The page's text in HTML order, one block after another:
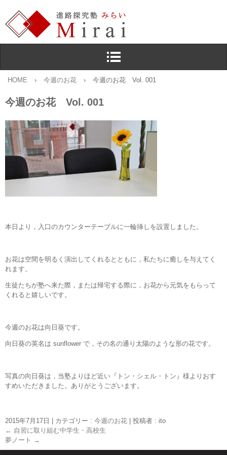
HOME › 今週のお花 › 今週のお花 Vol. 001
今週のお花 Vol. 001
本日より，入口のカウンターテーブルに一輪挿しを設置しました。
お花は空間を明るく演出してくれるとともに，私たちに癒しを与えてく
れます。
生徒たちが塾へ来た際，または帰宅する際に，お花から元気をもらって
くれると嬉しいです。
今週のお花は向日葵です。
向日葵の英名は sunflower で，その名の通り太陽のような形の花です。
写真の向日葵は，当塾よりほど近い『トン・シェル・トン』様よりおす
すめいただきました。ありがとうございます。
2015年7月17日 カテゴリー : 今週のお花
投稿者 : ito
← 自習に取り組む中学生・高校生
夢ノート →